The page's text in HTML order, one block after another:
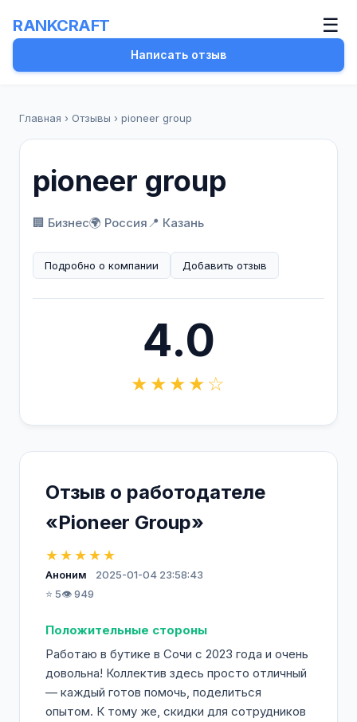
RANKCRAFT ☰
Написать отзыв
Главная › Отзывы › pioneer group
pioneer group
🏢 Бизнес🌍 Россия📍 Казань
Подробно о компании Добавить отзыв
4.0
★★★★☆
Отзыв о работодателе
«Pioneer Group»
★★★★★
Аноним
2025-01-04 23:58:43
⭐ 5👁️ 949
Положительные стороны
Работаю в бутике в Сочи с 2023 года и очень
довольна! Коллектив здесь просто отличный
— каждый готов помочь, поделиться
опытом. К тому же, скидки для сотрудников